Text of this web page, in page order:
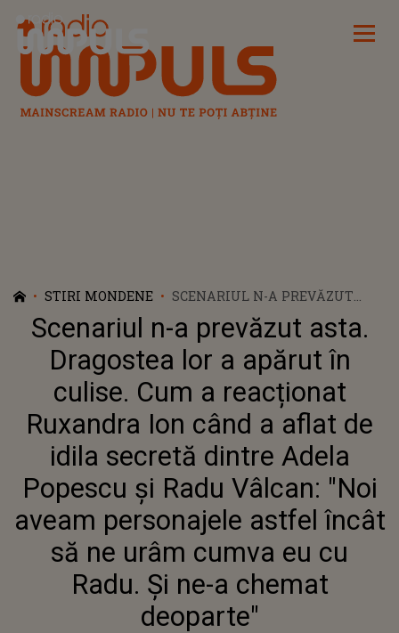
Radio Impuls
STIRI MONDENE
SCENARIUL N-A PREVĂZUT
ASTA. DRAGOSTEA LOR A
APĂRUT ÎN CULISE. CUM A
REACȚIONAT RUXANDRA ION
CÂND A AFLAT DE IDILA
SECRETĂ DINTRE ADELA
POPESCU ȘI RADU VÂLCAN: "NOI
AVEAM PERSONAJELE ASTFEL
ÎNCÂT SĂ NE URÂM CUMVA EU
CU RADU. ȘI NE-A CHEMAT
DEOPARTE"
Scenariul n-a prevăzut asta.
Dragostea lor a apărut în
culise. Cum a reacționat
Ruxandra Ion când a aflat de
idila secretă dintre Adela
Popescu și Radu Vâlcan: "Noi
aveam personajele astfel încât
să ne urâm cumva eu cu
Radu. Și ne-a chemat
deoparte"